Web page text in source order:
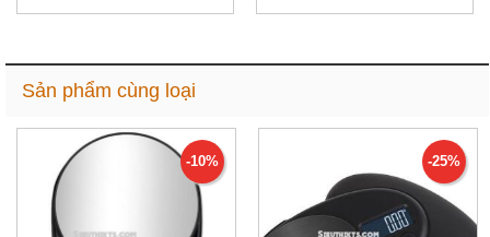
550,000đ 470,000đ
Sản phẩm cùng loại
-10% -25%